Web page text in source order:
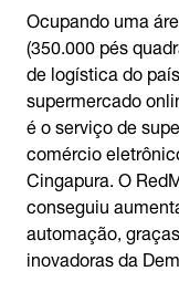
Ocupando uma
(350.000 pés
de logística do
supermercado
é o serviço de
comércio
Cingapura. O
conseguiu
automação,
inovadoras da